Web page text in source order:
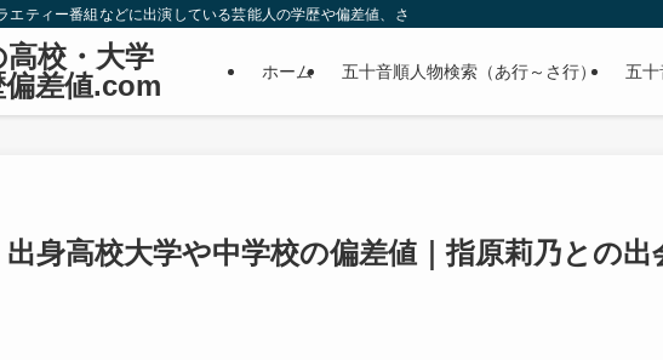
ティー番組などに出演している芸能人の学歴や偏差値、さらに政治家やスポーツ選手などの有
校・大学
差値.com
ホーム 五十音順人物検索（あ行～さ行） 五十
身高校大学や中学校の偏差値｜指原莉乃との出